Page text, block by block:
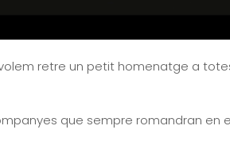
retre un petit homenatge a
que sempre romandran en